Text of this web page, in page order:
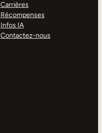
Carrières
Récompenses
Infos IA
Contactez-nous